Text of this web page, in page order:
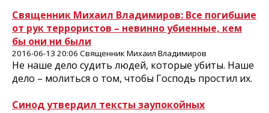
Священник Михаил Владимиров: Все погибшие
от рук террористов – невинно убиенные, кем
бы они ни были
2016-06-13 20:06 Священник Михаил Владимиров
Не наше дело судить людей, которые убиты. Наше
дело – молиться о том, чтобы Господь простил их.
Синод утвердил тексты заупокойных